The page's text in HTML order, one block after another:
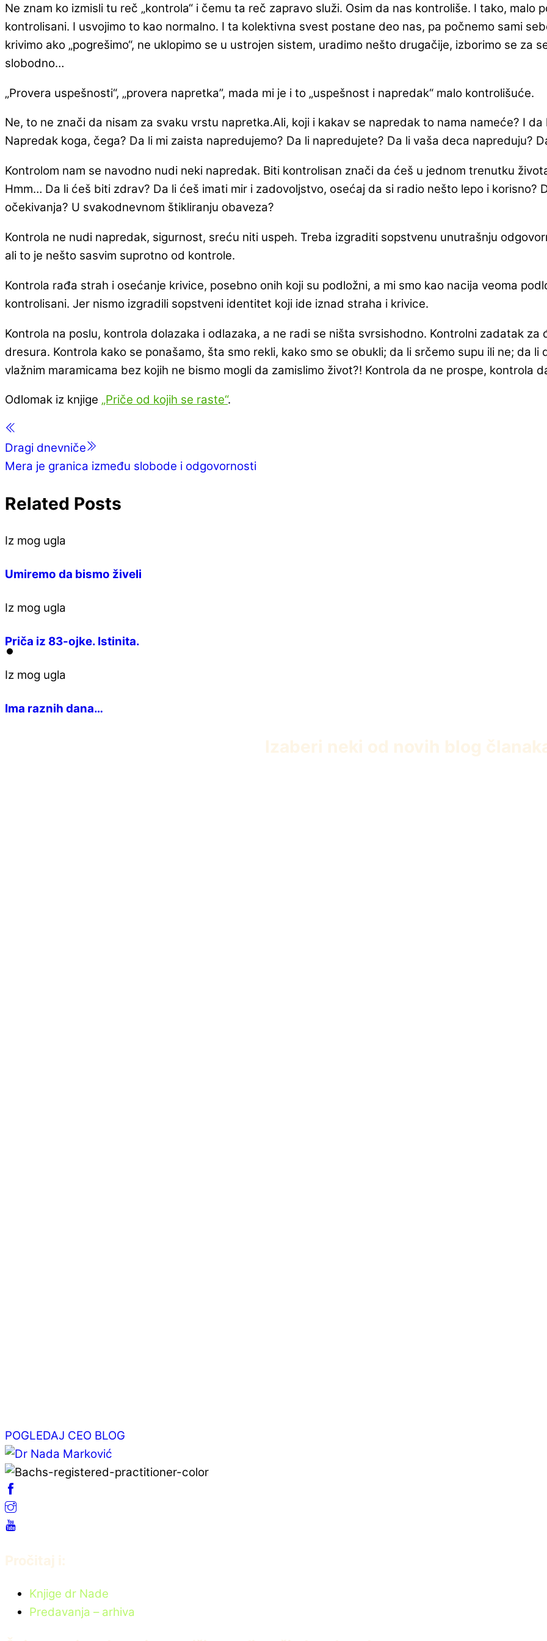
Ne znam ko izmisli tu reč „kontrola“ i čemu ta reč zapravo služi. Osim da nas kontroliše. I tako, malo
kontrolisani. I usvojimo to kao normalno. I ta kolektivna svest postane deo nas, pa počnemo sami
krivimo ako „pogrešimo“, ne uklopimo se u ustrojen sistem, uradimo nešto drugačije, izborimo se za
slobodno…
„Provera uspešnosti“, „provera napretka”, mada mi je i to „uspešnost i napredak“ malo kontrolišuće.
Ne, to ne znači da nisam za svaku vrstu napretka.Ali, koji i kakav se napredak to nama nameće? I
Napredak koga, čega? Da li mi zaista napredujemo? Da li napredujete? Da li vaša deca napreduju?
Kontrolom nam se navodno nudi neki napredak. Biti kontrolisan znači da ćeš u jednom trenutku
Hmm… Da li ćeš biti zdrav? Da li ćeš imati mir i zadovoljstvo, osećaj da si radio nešto lepo i korisno?
očekivanja? U svakodnevnom štikliranju obaveza?
Kontrola ne nudi napredak, sigurnost, sreću niti uspeh. Treba izgraditi sopstvenu unutrašnju
ali to je nešto sasvim suprotno od kontrole.
Kontrola rađa strah i osećanje krivice, posebno onih koji su podložni, a mi smo kao nacija veoma
kontrolisani. Jer nismo izgradili sopstveni identitet koji ide iznad straha i krivice.
Kontrola na poslu, kontrola dolazaka i odlazaka, a ne radi se ništa svrsishodno. Kontrolni zadatak
dresura. Kontrola kako se ponašamo, šta smo rekli, kako smo se obukli; da li srčemo supu ili ne; da
vlažnim maramicama bez kojih ne bismo mogli da zamislimo život?! Kontrola da ne prospe, kontrola
Odlomak iz knjige „Priče od kojih se raste“.
Dragi dnevniče
Mera je granica između slobode i odgovornosti
Related Posts
Iz mog ugla
Umiremo da bismo živeli
Iz mog ugla
Priča iz 83-ojke. Istinita.
Iz mog ugla
Ima raznih dana…
Izaberi neki od novih blog
POGLEDAJ CEO BLOG
Pročitaj i:
Knjige dr Nade
Predavanja – arhiva